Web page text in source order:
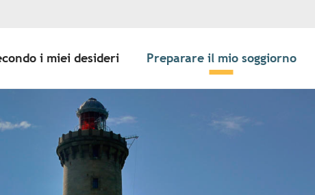
i miei desideri Preparare il mio soggiorno